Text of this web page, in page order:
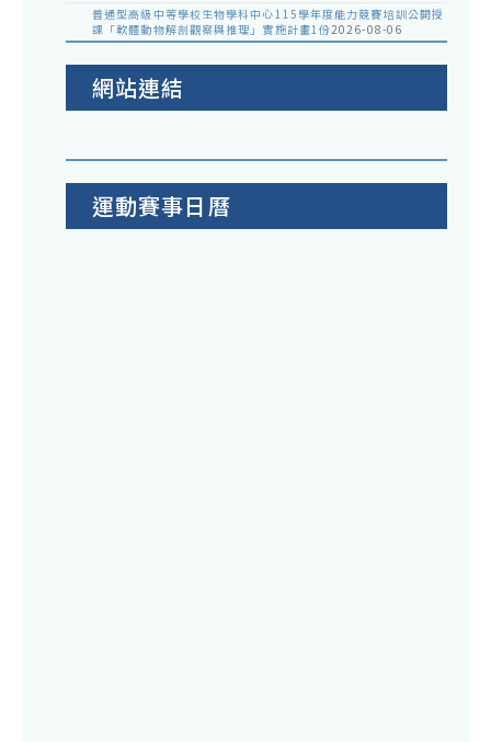
普通型高級中等學校生物學科中心115學年度能力競賽培訓公開授
課「軟體動物解剖觀察與推理」實施計畫1份2026-08-06
網站連結
運動賽事日曆